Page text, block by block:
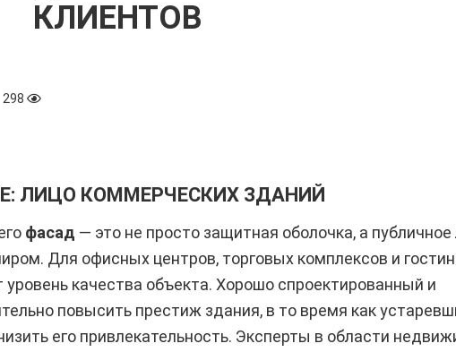
КЛИЕНТОВ
298
ЛИЦО КОММЕРЧЕСКИХ ЗДАНИЙ
фасад — это не просто защитная оболочка, а
Для офисных центров, торговых комплексов и
качества объекта. Хорошо спроектированный и
повысить престиж здания, в то время как
его привлекательность. Эксперты в области